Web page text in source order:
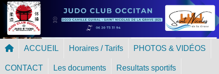
ACCUEIL Horaires / Tarifs PHOTOS & VIDÉOS
CONTACT Les documents Resultats sportifs
Panneau de gestion des cookies